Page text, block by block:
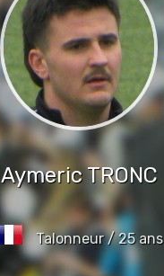
AymericTRONC
Talonneur / 25 ans